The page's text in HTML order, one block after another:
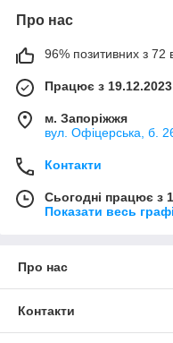
Про нас
96% позитивних з 72
Працює з 19.12.2023
м. Запоріжжя
вул. Офіцерська, б.
Контакти
Сьогодні працює з
Показати весь
Про нас
Контакти